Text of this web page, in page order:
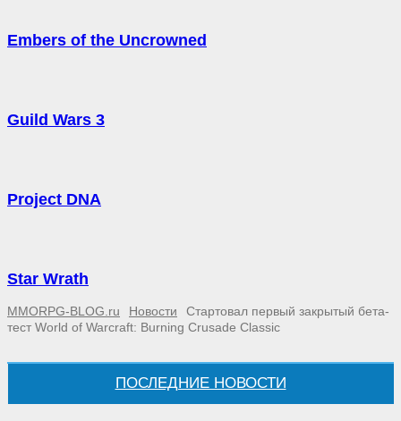
Embers of the Uncrowned
Guild Wars 3
Project DNA
Star Wrath
MMORPG-BLOG.ru Новости
Стартовал первый закрытый бета-
тест World of Warcraft: Burning Crusade Classic
ПОСЛЕДНИЕ НОВОСТИ